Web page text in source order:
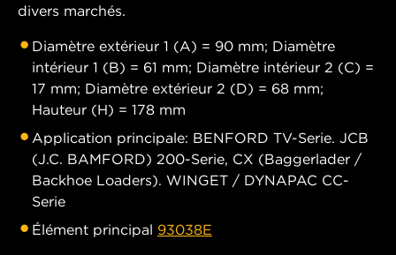
divers marchés.
Diamètre extérieur 1 (A) = 90 mm; Diamètre
intérieur 1 (B) = 61 mm; Diamètre intérieur 2 (C) =
17 mm; Diamètre extérieur 2 (D) = 68 mm;
Hauteur (H) = 178 mm
Application principale: BENFORD TV-Serie. JCB
(J.C. BAMFORD) 200-Serie, CX (Baggerlader /
Backhoe Loaders). WINGET / DYNAPAC CC-
Serie
Élément principal 93038E